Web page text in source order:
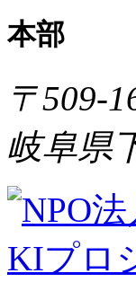
本部
〒509-
岐阜県